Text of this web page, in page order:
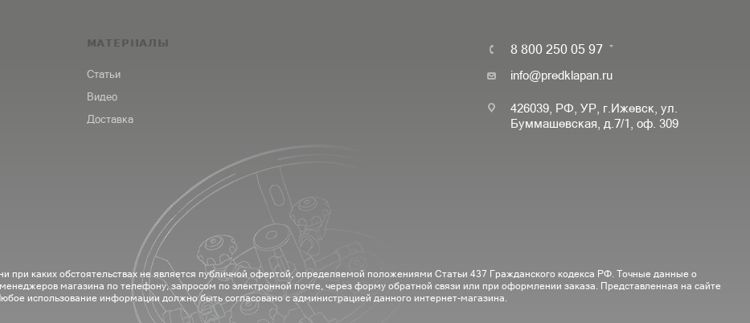
МАТЕРИАЛЫ
Статьи
Видео
Доставка
8 800 250 05 97
info@predklapan.ru
426039, РФ, УР, г.Ижевск, ул.
Буммашевская, д.7/1, оф. 309
при каких обстоятельствах не является публичной офертой, определяемой положениями Статьи 437 Гражданского кодекса РФ. Точные данные о
магазина по телефону, запросом по электронной почте, через форму обратной связи или при оформлении заказа. Представленная на сайте
использование информации должно быть согласовано с администрацией данного интернет-магазина.